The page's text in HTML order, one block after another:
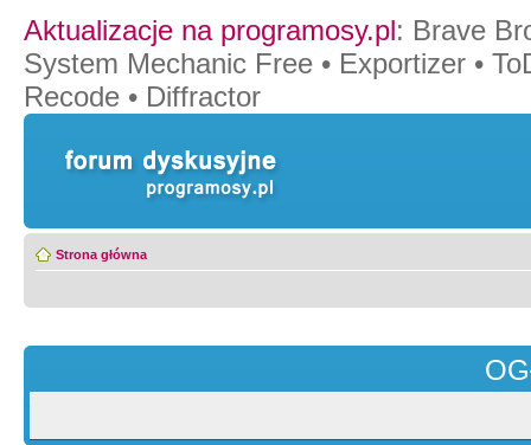
Aktualizacje na programosy.pl: Brave
System Mechanic Free • Exportizer •
Recode • Diffractor
Strona główna